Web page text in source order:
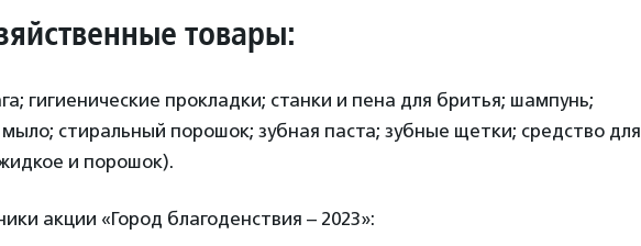
товары:
гигиенические прокладки; станки и пена для бритья; шампунь;
стиральный порошок; зубная паста; зубные щетки; средство для
и порошок).
акции «Город благоденствия – 2023»: